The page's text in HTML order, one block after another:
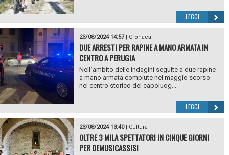
LEGGI
23/08/2024 14:57| Cronaca
DUE ARRESTI PER RAPINE A MANO ARMATA IN
CENTRO A PERUGIA
Nell`ambito delle indagini seguite a due rapine
a mano armata compiute nel maggio scorso
nel centro storico del capoluog...
LEGGI
23/08/2024 13:40| Cultura
OLTRE 3 MILA SPETTATORI IN CINQUE GIORNI
PER DEMUSICASSISI